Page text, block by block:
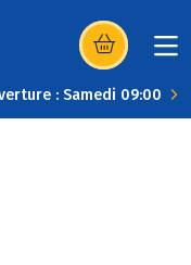
(s’ouvre dans
: Samedi 09:00